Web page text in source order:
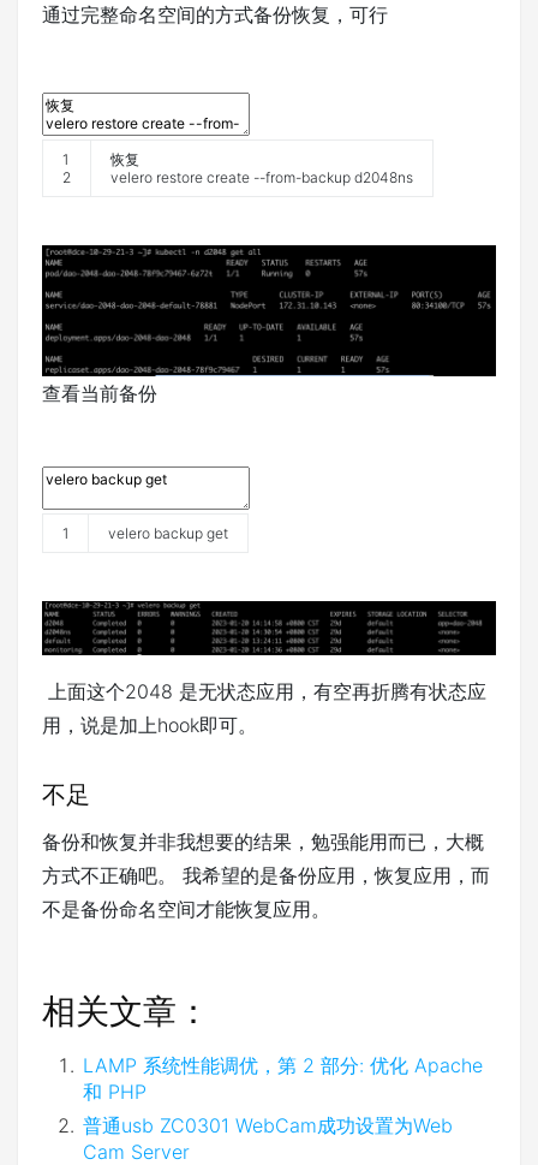
通过完整命名空间的方式备份恢复，可行
1
2
恢复
velero restore create --from-backup d2048ns
查看当前备份
1 velero backup get
上面这个2048 是无状态应用，有空再折腾有状态应
用，说是加上hook即可。
不足
备份和恢复并非我想要的结果，勉强能用而已，大概
方式不正确吧。 我希望的是备份应用，恢复应用，而
不是备份命名空间才能恢复应用。
相关文章：
LAMP 系统性能调优，第 2 部分: 优化 Apache
和 PHP
普通usb ZC0301 WebCam成功设置为Web
Cam Server